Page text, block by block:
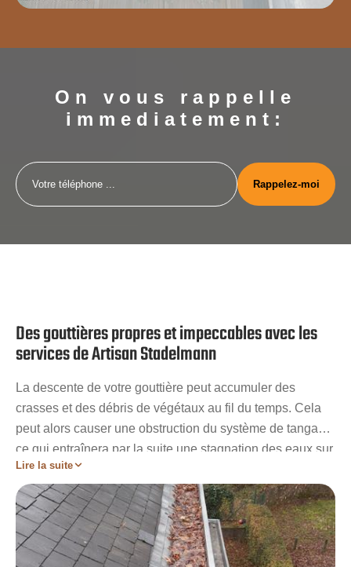
On vous rappelle
immediatement:
Des gouttières propres et impeccables avec les
services de Artisan Stadelmann
La descente de votre gouttière peut accumuler des
crasses et des débris de végétaux au fil du temps. Cela
peut alors causer une obstruction du système de tangage,
ce qui entraînera par la suite une stagnation des eaux sur
votre couverture. Afin de préserver l’efficacité et la
fonctionnalité de votre gouttière, procéder à son
décrassage est donc une étape très importante. Si vous
résidez dans le 28, Artisan Stadelmann peuvent
intervenir directement chez vous pour tous travaux de
Lire la suite